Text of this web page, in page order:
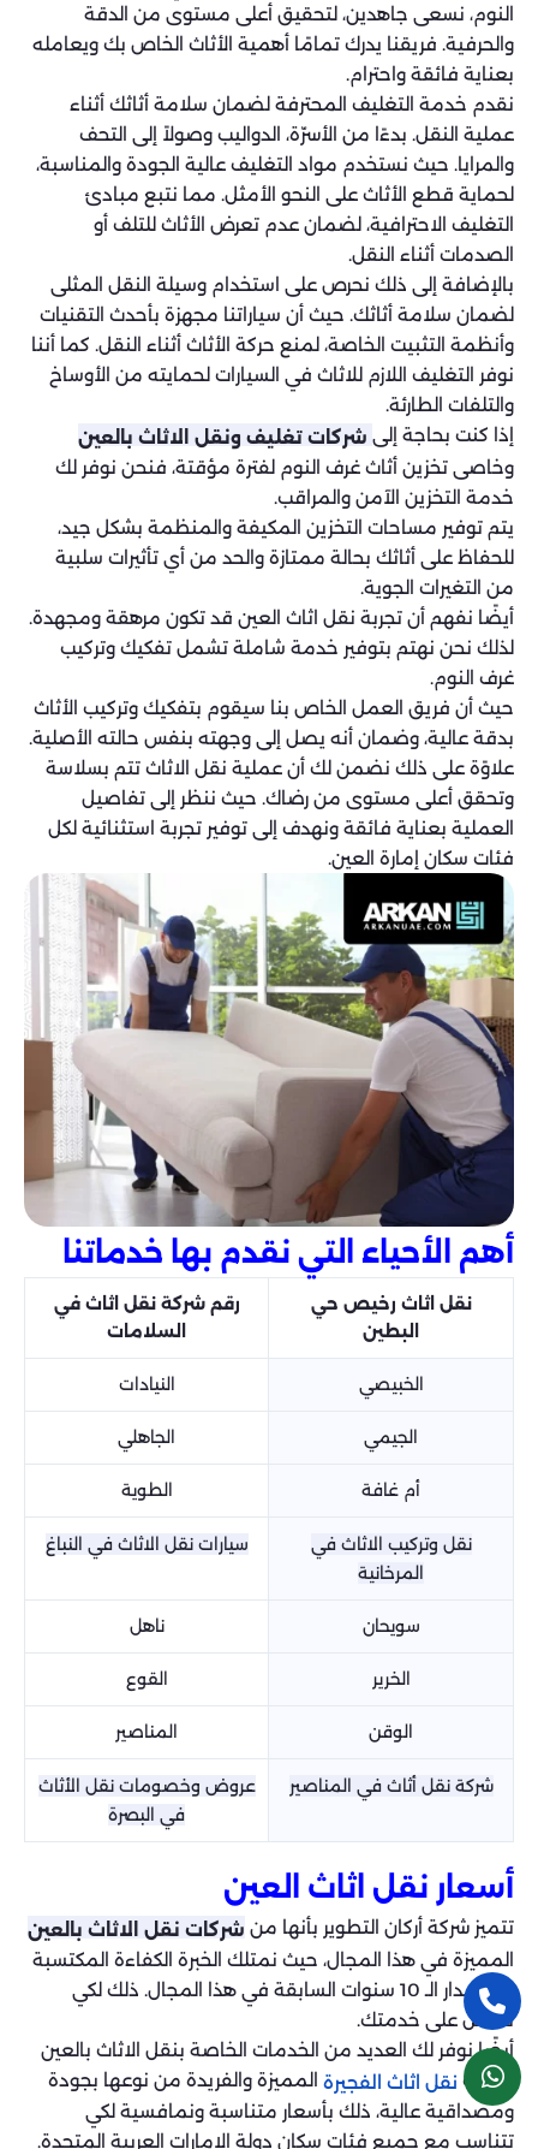
النوم، نسعى جاهدين، لتحقيق أعلى مستوى من الدقة
والحرفية. فريقنا يدرك تمامًا أهمية الأثاث الخاص بك ويعامله
بعناية فائقة واحترام.
نقدم خدمة التغليف المحترفة لضمان سلامة أثاثك أثناء
عملية النقل. بدءًا من الأسرّة، الدواليب وصولاً إلى التحف
والمرايا. حيث نستخدم مواد التغليف عالية الجودة والمناسبة،
لحماية قطع الأثاث على النحو الأمثل. مما نتبع مبادئ
التغليف الاحترافية، لضمان عدم تعرض الأثاث للتلف أو
الصدمات أثناء النقل.
بالإضافة إلى ذلك نحرص على استخدام وسيلة النقل المثلى
لضمان سلامة أثاثك. حيث أن سياراتنا مجهزة بأحدث التقنيات
وأنظمة التثبيت الخاصة، لمنع حركة الأثاث أثناء النقل. كما أننا
نوفر التغليف اللازم للاثاث في السيارات لحمايته من الأوساخ
والتلفات الطارئة.
إذا كنت بحاجة إلى شركات تغليف ونقل الاثاث بالعين
وخاصى تخزين أثاث غرف النوم لفترة مؤقتة، فنحن نوفر لك
خدمة التخزين الآمن والمراقب.
يتم توفير مساحات التخزين المكيفة والمنظمة بشكل جيد،
للحفاظ على أثاثك بحالة ممتازة والحد من أي تأثيرات سلبية
من التغيرات الجوية.
أيضًا نفهم أن تجربة نقل اثاث العين قد تكون مرهقة ومجهدة.
لذلك نحن نهتم بتوفير خدمة شاملة تشمل تفكيك وتركيب
غرف النوم.
حيث أن فريق العمل الخاص بنا سيقوم بتفكيك وتركيب الأثاث
بدقة عالية، وضمان أنه يصل إلى وجهته بنفس حالته الأصلية.
علاوًة على ذلك نضمن لك أن عملية نقل الاثاث تتم بسلاسة
وتحقق أعلى مستوى من رضاك. حيث ننظر إلى تفاصيل
العملية بعناية فائقة ونهدف إلى توفير تجربة استثنائية لكل
فئات سكان إمارة العين.
أهم الأحياء التي نقدم بها خدماتنا
نقل اثاث رخيص حي
البطين
رقم شركة نقل اثاث في
السلامات
الخبيصي النيادات
الجيمي الجاهلي
أم غافة الطوية
نقل وتركيب الاثاث في
المرخانية
سيارات نقل الاثاث في النباغ
سويحان ناهل
الخرير القوع
الوقن المناصير
شركة نقل أثاث في المناصير
عروض وخصومات نقل الأثاث
في البصرة
أسعار نقل اثاث العين
تتميز شركة أركان التطوير بأنها من شركات نقل الاثاث بالعين
المميزة في هذا المجال، حيث نمتلك الخبرة الكفاءة المكتسبة
على مدار الـ 10 سنوات السابقة في هذا المجال. ذلك لكي
تحصل على خدمتك.
أيضًا نوفر لك العديد من الخدمات الخاصة بنقل الاثاث بالعين
وكذلك نقل اثاث الفجيرة المميزة والفريدة من نوعها بجودة
ومصداقية عالية، ذلك بأسعار متناسبة ونمافسية لكي
تتناسب مع جميع فئات سكان دولة الإمارات العربية المتحدة.